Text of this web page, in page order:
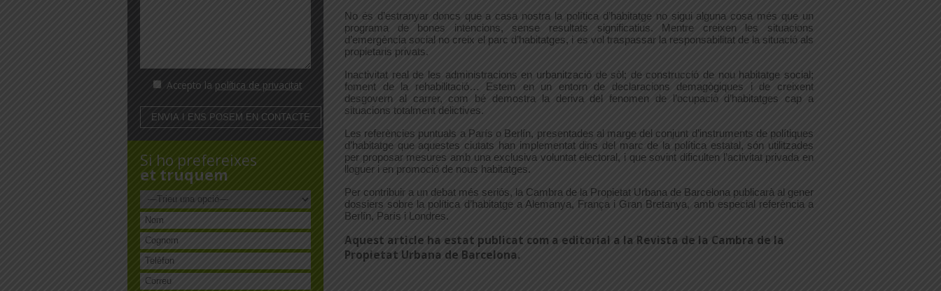
No és d’estranyar doncs que a casa nostra la política d’habitatge no sigui alguna cosa més que un
programa de bones intencions, sense resultats significatius. Mentre creixen les situacions
d’emergència social no creix el parc d’habitatges, i es vol traspassar la responsabilitat de la situació als
propietaris privats.
Inactivitat real de les administracions en urbanització de sòl; de construcció de nou habitatge social;
foment de la rehabilitació… Estem en un entorn de declaracions demagògiques i de creixent
desgovern al carrer, com bé demostra la deriva del fenomen de l’ocupació d’habitatges cap a
situacions totalment delictives.
Les referències puntuals a París o Berlín, presentades al marge del conjunt d’instruments de polítiques
d’habitatge que aquestes ciutats han implementat dins del marc de la política estatal, són utilitzades
per proposar mesures amb una exclusiva voluntat electoral, i que sovint dificulten l’activitat privada en
lloguer i en promoció de nous habitatges.
Per contribuir a un debat més seriós, la Cambra de la Propietat Urbana de Barcelona publicarà al gener
dossiers sobre la política d’habitatge a Alemanya, França i Gran Bretanya, amb especial referència a
Berlín, París i Londres.
Aquest article ha estat publicat com a editorial a la Revista de la Cambra de la
Propietat Urbana de Barcelona.
Accepto la política de privacitat
Si ho prefereixes
et truquem